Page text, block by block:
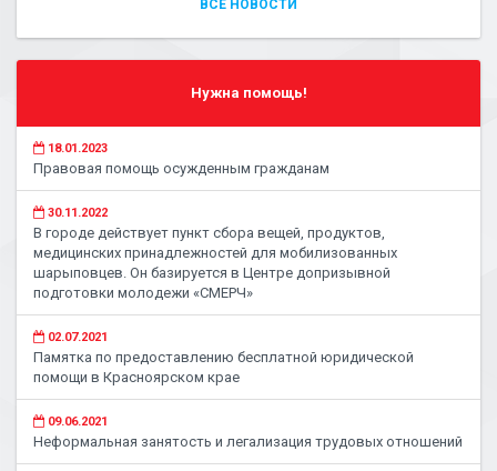
ВСЕ НОВОСТИ
Нужна помощь!
18.01.2023
Правовая помощь осужденным гражданам
30.11.2022
В городе действует пункт сбора вещей, продуктов,
медицинских принадлежностей для мобилизованных
шарыповцев. Он базируется в Центре допризывной
подготовки молодежи «СМЕРЧ»
02.07.2021
Памятка по предоставлению бесплатной юридической
помощи в Красноярском крае
09.06.2021
Неформальная занятость и легализация трудовых отношений